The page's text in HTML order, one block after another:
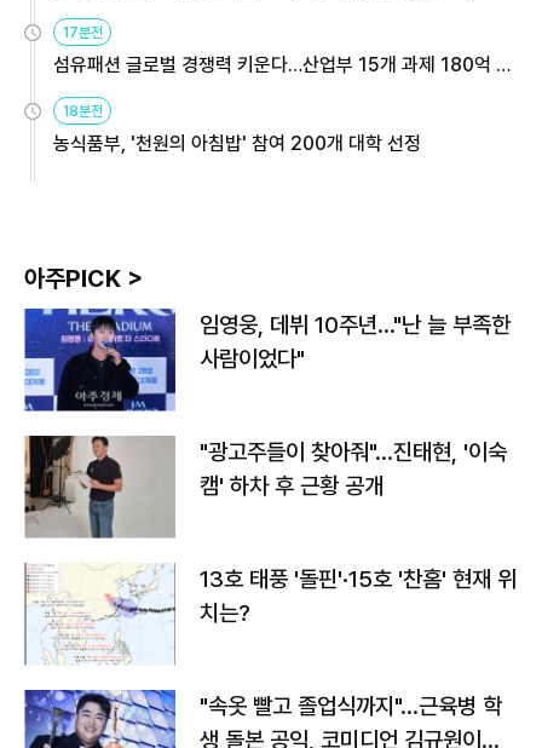
17분전
섬유패션 글로벌 경쟁력 키운다…산업부 15개 과제 180억 지
18분전
농식품부, '천원의 아침밥' 참여 200개 대학 선정
아주PICK >
임영웅, 데뷔 10주년…"난 늘 부족한
사람이었다"
"광고주들이 찾아줘"…진태현, '이숙
캠' 하차 후 근황 공개
13호 태풍 '돌핀'·15호 '찬홈' 현재 위
치는?
"속옷 빨고 졸업식까지"…근육병 학
생 돌본 공익, 코미디언 김규원이었